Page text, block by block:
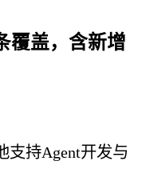
覆盖，含新增
支持Agent开发与